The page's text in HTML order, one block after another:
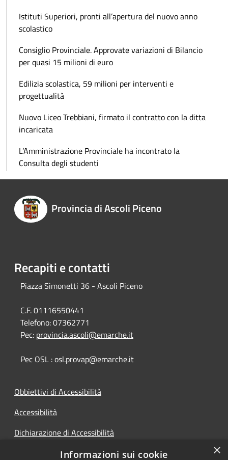
Istituti Superiori, pronti all’apertura del nuovo anno
scolastico
Consiglio Provinciale. Approvate variazioni di Bilancio
per quasi 15 milioni di euro
Edilizia scolastica, 59 milioni per interventi e
progettualità
Nuovo Liceo Trebbiani, firmato il contratto con la ditta
incaricata
L’Amministrazione Provinciale ha incontrato la
Consulta degli studenti
Provincia di Ascoli Piceno
Recapiti e contatti
Piazza Simonetti 36 - Ascoli Piceno
C.F. 01116550441
Telefono:07362771
Pec: provincia.ascoli@emarche.it
Pec OSL : osl.provap@emarche.it
Obbiettivi di Accessibilità
Accessibilità
Dichiarazione di Accessibilità
Accesso Civico
×
Informazioni sui cookie